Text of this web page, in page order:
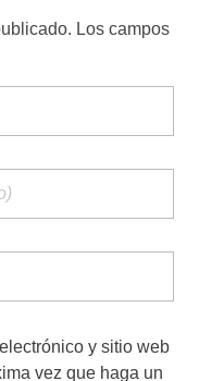
Los campos
y sitio web
vez que haga un